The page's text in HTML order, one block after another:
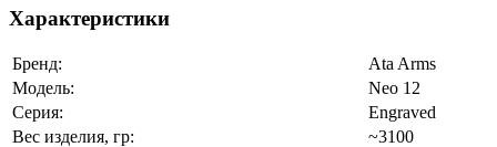
Характеристики
Бренд:
Ata Arms
Модель:
Neo 12
Серия:
Engraved
Вес изделия, гр:
~3100